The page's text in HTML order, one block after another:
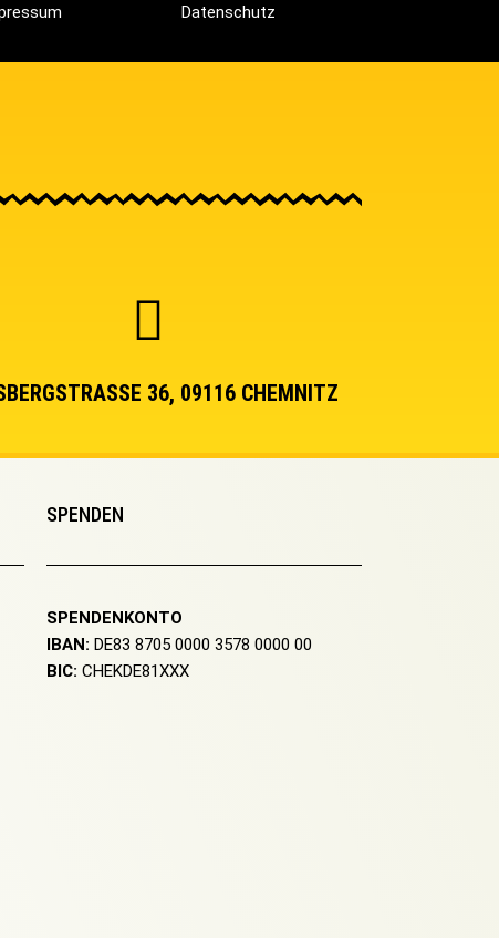
Datenschutz
36, 09116 CHEMNITZ
SPENDEN
SPENDENKONTO
IBAN: DE83 8705 0000 3578 0000 00
BIC: CHEKDE81XXX